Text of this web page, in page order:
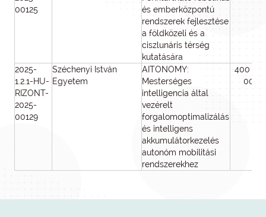
00125
és emberközpontú
rendszerek fejlesztése
a földközeli és a
ciszlunáris térség
kutatására
2025-
1.2.1-HU-
RIZONT-
2025-
00129
Széchenyi István
Egyetem
AITONOMY:
Mesterséges
intelligencia által
vezérelt
forgalomoptimalizálás
és intelligens
akkumulátorkezelés
autonóm mobilitási
rendszerekhez
400
000